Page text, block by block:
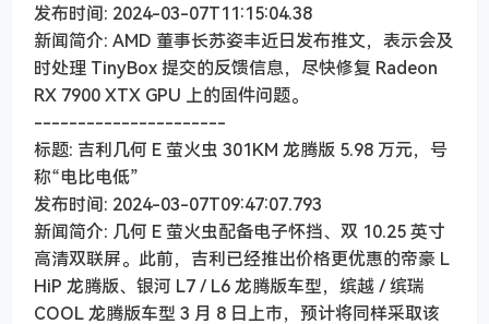
发布时间: 2024-03-07T11:15:04.38
新闻简介: AMD 董事长苏姿丰近日发布推文，表示会及
时处理 TinyBox 提交的反馈信息，尽快修复 Radeon
RX 7900 XTX GPU 上的固件问题。
----------------------
标题: 吉利几何 E 萤火虫 301KM 龙腾版 5.98 万元，号
称“电比电低”
发布时间: 2024-03-07T09:47:07.793
新闻简介: 几何 E 萤火虫配备电子怀挡、双 10.25 英寸
高清双联屏。此前，吉利已经推出价格更优惠的帝豪 L
HiP 龙腾版、银河 L7 / L6 龙腾版车型，缤越 / 缤瑞
COOL 龙腾版车型 3 月 8 日上市，预计将同样采取该